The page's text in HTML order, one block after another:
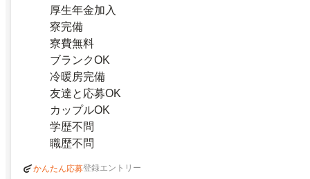
厚生年金加入
寮完備
寮費無料
ブランクOK
冷暖房完備
友達と応募OK
カップルOK
学歴不問
職歴不問
かんたん応募登録エントリー